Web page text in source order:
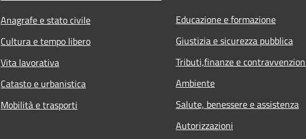
Anagrafe e stato civile
Cultura e tempo libero
Vita lavorativa
Catasto e urbanistica
Mobilità e trasporti
Educazione e formazione
Giustizia e sicurezza pubblica
Tributi,finanze e
Ambiente
Salute, benessere e assistenza
Autorizzazioni